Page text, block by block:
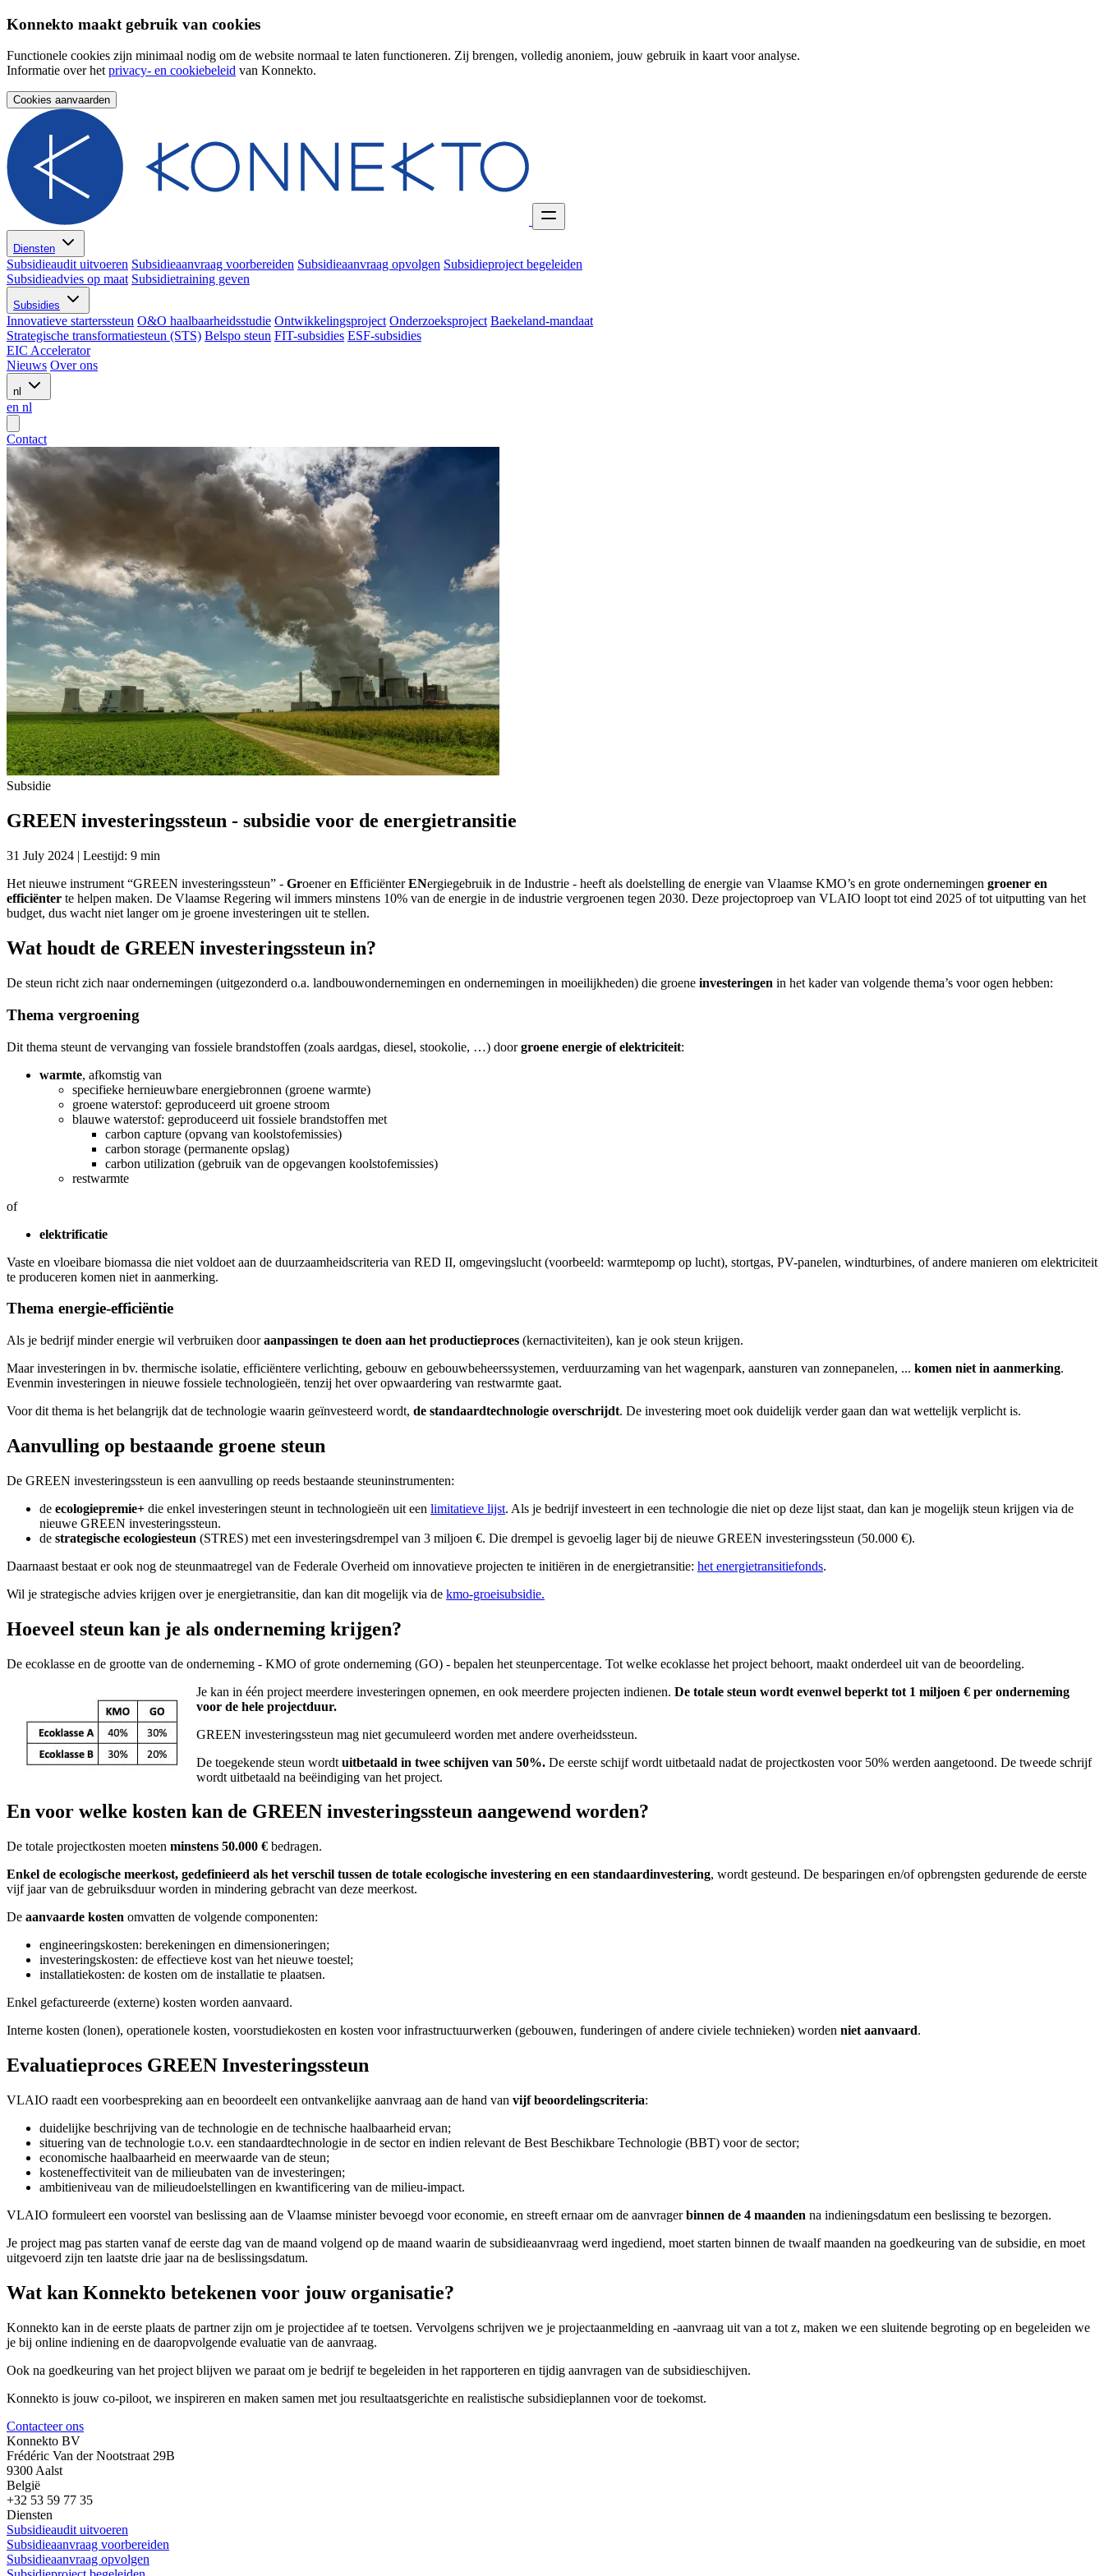
Konnekto maakt gebruik van cookies
Functionele cookies zijn minimaal nodig om de website normaal te laten functioneren. Zij brengen, volledig anoniem, jouw gebruik in kaart voor analyse.
Informatie over hetprivacy- en cookiebeleid van Konnekto.
Cookies aanvaarden
Diensten
Subsidieaudit uitvoeren Subsidieaanvraag voorbereiden Subsidieaanvraag opvolgen Subsidieproject begeleiden
Subsidieadvies op maat Subsidietraining geven
Subsidies
Innovatieve starterssteun O&O haalbaarheidsstudie Ontwikkelingsproject Onderzoeksproject Baekeland-mandaat
Strategische transformatiesteun (STS) Belspo steun FIT-subsidies ESF-subsidies
EIC Accelerator
Nieuws Over ons
nl
en nl
Contact
Subsidie
GREEN investeringssteun - subsidie voor de energietransitie
31 July 2024 | Leestijd: 9 min
Het nieuwe instrument “GREEN investeringssteun” - Groener en EfficiënterENergiegebruik in de Industrie - heeft als doelstelling de energie van Vlaamse KMO’s en grote ondernemingen groener en
efficiënter te helpen maken. De Vlaamse Regering wil immers minstens 10% van de energie in de industrie vergroenen tegen 2030. Deze projectoproep van VLAIO loopt tot eind 2025 of tot uitputting van het
budget, dus wacht niet langer om je groene investeringen uit te stellen.
Wat houdt de GREEN investeringssteun in?
De steun richt zich naar ondernemingen (uitgezonderd o.a. landbouwondernemingen en ondernemingen in moeilijkheden) die groene investeringen in het kader van volgende thema’s voor ogen hebben:
Thema vergroening
Dit thema steunt de vervanging van fossiele brandstoffen (zoals aardgas, diesel, stookolie, …) doorgroene energie of elektriciteit:
warmte, afkomstig van
specifieke hernieuwbare energiebronnen (groene warmte)
groene waterstof: geproduceerd uit groene stroom
blauwe waterstof: geproduceerd uit fossiele brandstoffen met
carbon capture (opvang van koolstofemissies)
carbon storage (permanente opslag)
carbon utilization (gebruik van de opgevangen koolstofemissies)
restwarmte
of
elektrificatie
Vaste en vloeibare biomassa die niet voldoet aan de duurzaamheidscriteria van RED II, omgevingslucht (voorbeeld: warmtepomp op lucht), stortgas, PV-panelen, windturbines, of andere manieren om elektriciteit
te produceren komen niet in aanmerking.
Thema energie-efficiëntie
Als je bedrijf minder energie wil verbruiken dooraanpassingen te doen aan het productieproces (kernactiviteiten), kan je ook steun krijgen.
Maar investeringen in bv. thermische isolatie, efficiëntere verlichting, gebouw en gebouwbeheerssystemen, verduurzaming van het wagenpark, aansturen van zonnepanelen, ... komen niet in aanmerking.
Evenmin investeringen in nieuwe fossiele technologieën, tenzij het over opwaardering van restwarmte gaat.
Voor dit thema is het belangrijk dat de technologie waarin geïnvesteerd wordt, de standaardtechnologie overschrijdt. De investering moet ook duidelijk verder gaan dan wat wettelijk verplicht is.
Aanvulling op bestaande groene steun
De GREEN investeringssteun is een aanvulling op reeds bestaande steuninstrumenten:
de ecologiepremie+ die enkel investeringen steunt in technologieën uit een limitatieve lijst. Als je bedrijf investeert in een technologie die niet op deze lijst staat, dan kan je mogelijk steun krijgen via de
nieuwe GREEN investeringssteun.
de strategische ecologiesteun (STRES) met een investeringsdrempel van 3 miljoen €. Die drempel is gevoelig lager bij de nieuwe GREEN investeringssteun (50.000 €).
Daarnaast bestaat er ook nog de steunmaatregel van de Federale Overheid om innovatieve projecten te initiëren in de energietransitie: het energietransitiefonds.
Wil je strategische advies krijgen over je energietransitie, dan kan dit mogelijk via de kmo-groeisubsidie.
Hoeveel steun kan je als onderneming krijgen?
De ecoklasse en de grootte van de onderneming - KMO of grote onderneming (GO) - bepalen het steunpercentage. Tot welke ecoklasse het project behoort, maakt onderdeel uit van de beoordeling.
Je kan in één project meerdere investeringen opnemen, en ook meerdere projecten indienen. De totale steun wordt evenwel beperkt tot 1 miljoen € per onderneming
voor de hele projectduur.
GREEN investeringssteun mag niet gecumuleerd worden met andere overheidssteun.
De toegekende steun wordt uitbetaald in twee schijven van 50%. De eerste schijf wordt uitbetaald nadat de projectkosten voor 50% werden aangetoond. De tweede schrijf
wordt uitbetaald na beëindiging van het project.
En voor welke kosten kan de GREEN investeringssteun aangewend worden?
De totale projectkosten moeten minstens 50.000 € bedragen.
Enkel de ecologische meerkost, gedefinieerd als het verschil tussen de totale ecologische investering en een standaardinvestering, wordt gesteund. De besparingen en/of opbrengsten gedurende de eerste
vijf jaar van de gebruiksduur worden in mindering gebracht van deze meerkost.
De aanvaarde kosten omvatten de volgende componenten:
engineeringskosten: berekeningen en dimensioneringen;
investeringskosten: de effectieve kost van het nieuwe toestel;
installatiekosten: de kosten om de installatie te plaatsen.
Enkel gefactureerde (externe) kosten worden aanvaard.
Interne kosten (lonen), operationele kosten, voorstudiekosten en kosten voor infrastructuurwerken (gebouwen, funderingen of andere civiele technieken) worden niet aanvaard.
Evaluatieproces GREEN Investeringssteun
VLAIO raadt een voorbespreking aan en beoordeelt een ontvankelijke aanvraag aan de hand van vijf beoordelingscriteria:
duidelijke beschrijving van de technologie en de technische haalbaarheid ervan;
situering van de technologie t.o.v. een standaardtechnologie in de sector en indien relevant de Best Beschikbare Technologie (BBT) voor de sector;
economische haalbaarheid en meerwaarde van de steun;
kosteneffectiviteit van de milieubaten van de investeringen;
ambitieniveau van de milieudoelstellingen en kwantificering van de milieu-impact.
VLAIO formuleert een voorstel van beslissing aan de Vlaamse minister bevoegd voor economie, en streeft ernaar om de aanvragerbinnen de 4 maanden na indieningsdatum een beslissing te bezorgen.
Je project mag pas starten vanaf de eerste dag van de maand volgend op de maand waarin de subsidieaanvraag werd ingediend, moet starten binnen de twaalf maanden na goedkeuring van de subsidie, en moet
uitgevoerd zijn ten laatste drie jaar na de beslissingsdatum.
Wat kan Konnekto betekenen voor jouw organisatie?
Konnekto kan in de eerste plaats de partner zijn om je projectidee af te toetsen. Vervolgens schrijven we je projectaanmelding en -aanvraag uit van a tot z, maken we een sluitende begroting op en begeleiden we
je bij online indiening en de daaropvolgende evaluatie van de aanvraag.
Ook na goedkeuring van het project blijven we paraat om je bedrijf te begeleiden in het rapporteren en tijdig aanvragen van de subsidieschijven.
Konnekto is jouw co-piloot, we inspireren en maken samen met jou resultaatsgerichte en realistische subsidieplannen voor de toekomst.
Contacteer ons
Konnekto BV
Frédéric Van der Nootstraat 29B
9300 Aalst
België
+32 53 59 77 35
Diensten
Subsidieaudit uitvoeren
Subsidieaanvraag voorbereiden
Subsidieaanvraag opvolgen